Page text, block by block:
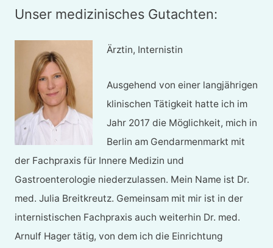
Unser medizinisches Gutachten:
Ärztin, Internistin
Ausgehend von einer langjährigen
klinischen Tätigkeit hatte ich im
Jahr 2017 die Möglichkeit, mich in
Berlin am Gendarmenmarkt mit
der Fachpraxis für Innere Medizin und
Gastroenterologie niederzulassen. Mein Name ist Dr.
med. Julia Breitkreutz. Gemeinsam mit mir ist in der
internistischen Fachpraxis auch weiterhin Dr. med.
Arnulf Hager tätig, von dem ich die Einrichtung